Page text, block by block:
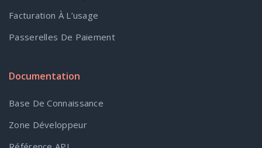
Facturation À L’usage
Passerelles De Paiement
Documentation
Base De Connaissance
Zone Développeur